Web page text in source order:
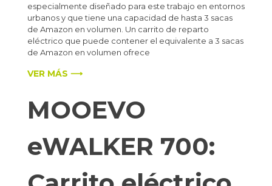
especialmente diseñado para este trabajo en entornos
urbanos y que tiene una capacidad de hasta 3 sacas
de Amazon en volumen. Un carrito de reparto
eléctrico que puede contener el equivalente a 3 sacas
de Amazon en volumen ofrece
VER MÁS ⟶
MOOEVO
eWALKER 700: